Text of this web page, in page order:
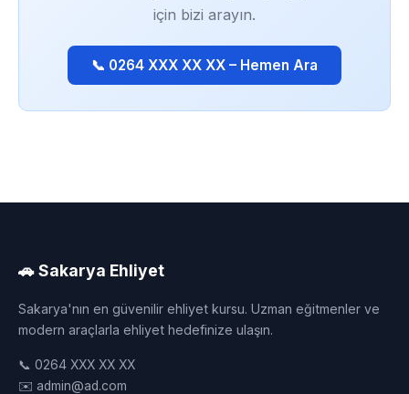
için bizi arayın.
📞 0264 XXX XX XX – Hemen Ara
🚗 Sakarya Ehliyet
Sakarya'nın en güvenilir ehliyet kursu. Uzman eğitmenler ve
modern araçlarla ehliyet hedefinize ulaşın.
📞 0264 XXX XX XX
✉️ admin@ad.com